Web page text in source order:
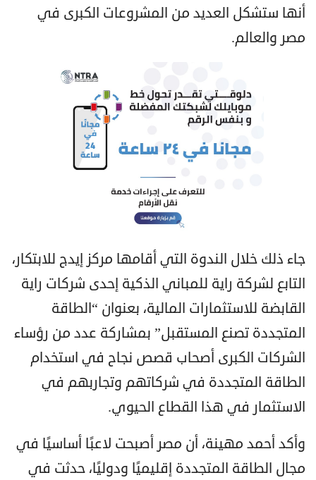
أنها ستشكل العديد من المشروعات الكبرى في
مصر والعالم.
جاء ذلك خلال الندوة التي أقامها مركز إيدج للابتكار،
التابع لشركة راية للمباني الذكية إحدى شركات راية
القابضة للاستثمارات المالية، بعنوان “الطاقة
المتجددة تصنع المستقبل” بمشاركة عدد من رؤساء
الشركات الكبرى أصحاب قصص نجاح في استخدام
الطاقة المتجددة في شركاتهم وتجاربهم في
الاستثمار في هذا القطاع الحيوي.
وأكد أحمد مهينة، أن مصر أصبحت لاعبًا أساسيًا في
مجال الطاقة المتجددة إقليميًا ودوليًا، حدثت في